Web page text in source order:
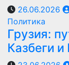
26.06.2026
Политика
Грузия:
Казбеги и